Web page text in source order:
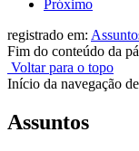
Próximo
registrado em:
Fim do conteúdo da
Voltar para o topo
Início da navegação
Assuntos